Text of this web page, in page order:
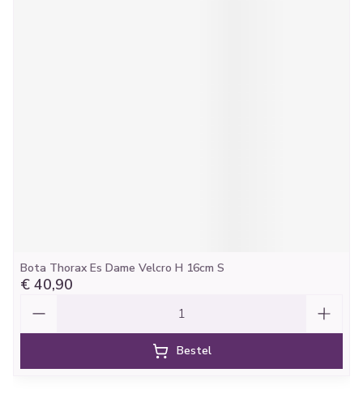
Bota Thorax Es Dame Velcro H 16cm S
€ 40,90
Bestel